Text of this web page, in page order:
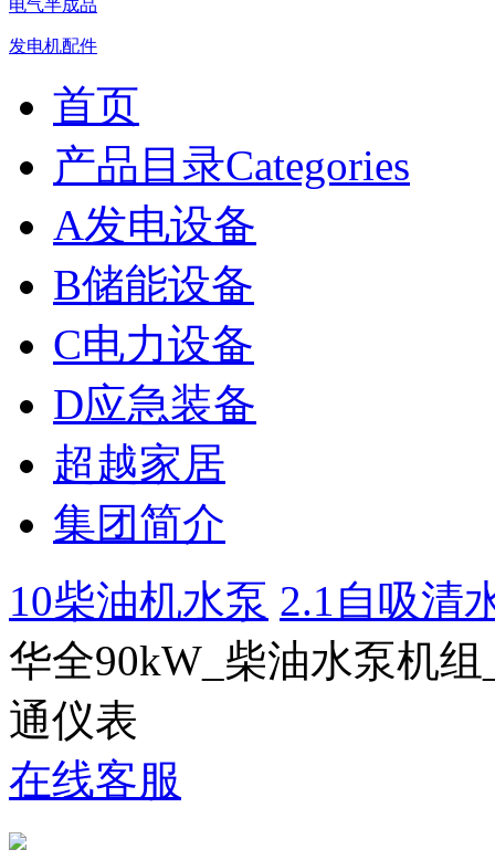
电气半成品
发电机配件
首页
产品目录Categories
A发电设备
B储能设备
C电力设备
D应急装备
超越家居
集团简介
10柴油机水泵 2.1自吸清
华全90kW_柴油水泵机
通仪表
在线客服